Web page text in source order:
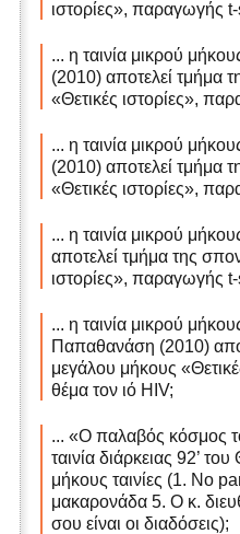
ιστορίες», παραγωγής
... η ταινία μικρού
(2010) αποτελεί τμήμα
«Θετικές ιστορίες»,
... η ταινία μικρού
(2010) αποτελεί τμήμα
«Θετικές ιστορίες»,
... η ταινία μικρού
αποτελεί τμήμα της
ιστορίες», παραγωγής
... η ταινία μικρού
Παπαθανάση (2010)
μεγάλου μήκους
θέμα τον ιό HIV;
... «Ο παλαβός κόσμος
ταινία διάρκειας 92’
μήκους ταινίες (1. No
μακαρονάδα 5. Ο κ.
σου είναι οι διαδόσεις);